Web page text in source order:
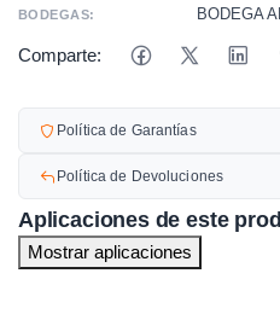
BODEGAS: BODEGA
Comparte:
Política de Garantías
Política de Devoluciones
Aplicaciones de este
Mostrar aplicaciones